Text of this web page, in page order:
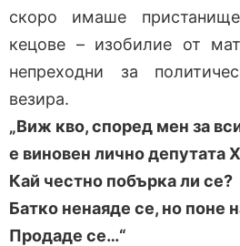
скоро имаше
кецове – изобилие от
непреходни за
везира.
„Виж кво, според мен за
е виновен лично депутата
Кай честно побърка ли се?
Батко ненаяде се, но поне
Продаде се…“